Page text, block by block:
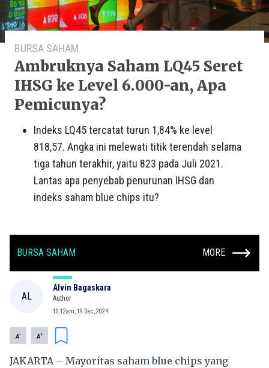
BURSA SAHAM
Ambruknya Saham LQ45 Seret
IHSG ke Level 6.000-an, Apa
Pemicunya?
Indeks LQ45 tercatat turun 1,84% ke level
818,57. Angka ini melewati titik terendah selama
tiga tahun terakhir, yaitu 823 pada Juli 2021.
Lantas apa penyebab penurunan IHSG dan
indeks saham blue chips itu?
BURSA SAHAM MORE
AL
Alvin Bagaskara
Author
10:12am, 19 Dec, 2024
A- A+
JAKARTA – Mayoritas saham blue chips yang